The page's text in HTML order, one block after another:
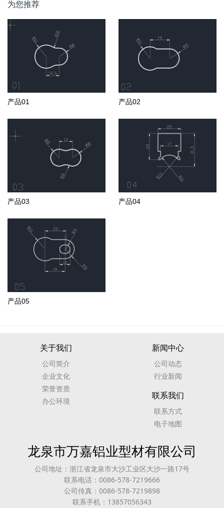
为您推荐
产品01 产品02
产品03 产品04
产品05
关于我们
公司简介
企业文化
荣誉资质
办公环境
新闻中心
公司动态
行业新闻
联系我们
联系方式
电子地图
龙泉市万嘉铝业型材有限公司
公司地址：浙江省龙泉市大沙工业区大沙一路17号
联系电话：0086-578-7219666
公司传真：0086-578-7219898
联系手机：13857056343